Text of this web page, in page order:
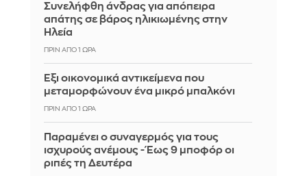
Συνελήφθη άνδρας για απόπειρα
απάτης σε βάρος ηλικιωμένης στην
Ηλεία
ΠΡΙΝ ΑΠΌ 1 ΏΡΑ
Έξι οικονομικά αντικείμενα που
μεταμορφώνουν ένα μικρό μπαλκόνι
ΠΡΙΝ ΑΠΌ 1 ΏΡΑ
Παραμένει ο συναγερμός για τους
ισχυρούς ανέμους - Έως 9 μποφόρ οι
ριπές τη Δευτέρα